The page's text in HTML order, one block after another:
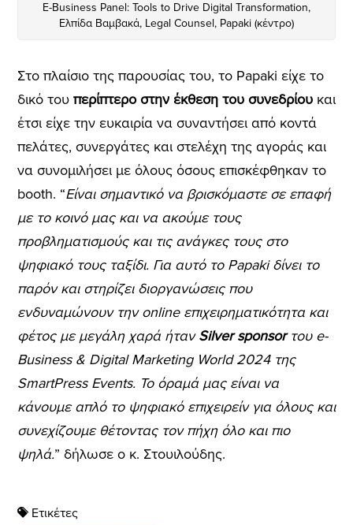
E-Business Panel: Tools to Drive Digital Transformation,
Ελπίδα Βαμβακά, Legal Counsel, Papaki (κέντρο)
Στο πλαίσιο της παρουσίας του, το Papaki είχε το
δικό του περίπτερο στην έκθεση του συνεδρίουκαι
έτσι είχε την ευκαιρία να συναντήσει από κοντά
πελάτες, συνεργάτες και στελέχη της αγοράς και
να συνομιλήσει με όλους όσους επισκέφθηκαν το
booth. “Είναι σημαντικό να βρισκόμαστε σε επαφή
με το κοινό μας και να ακούμε τους
προβληματισμούς και τις ανάγκες τους στο
ψηφιακό τους ταξίδι. Για αυτό το Papaki δίνει το
παρόν και στηρίζει διοργανώσεις που
ενδυναμώνουν την online επιχειρηματικότητα και
φέτος με μεγάλη χαρά ήτανSilver sponsorτου e-
Business & Digital Marketing World 2024 της
SmartPress Events. Το όραμά μας είναι να
κάνουμε απλό το ψηφιακό επιχειρείν για όλους και
συνεχίζουμε θέτοντας τον πήχη όλο και πιο
ψηλά.” δήλωσε ο κ. Στουιλούδης.
Ετικέτες